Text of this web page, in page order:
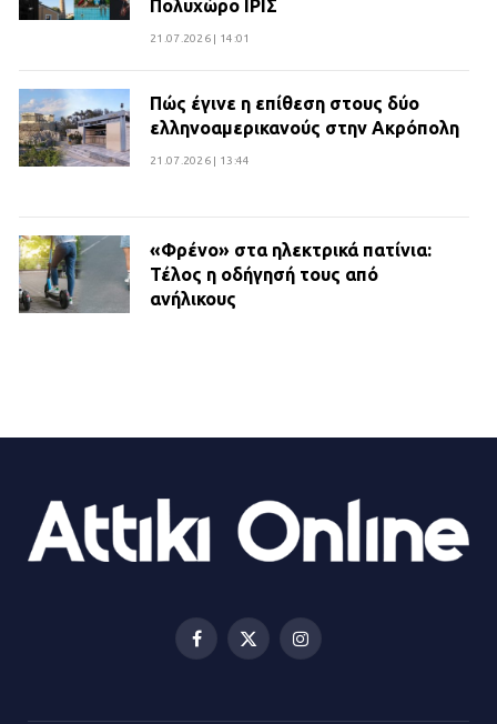
Πολυχώρο ΙΡΙΣ
21.07.2026 | 14:01
Πώς έγινε η επίθεση στους δύο
ελληνοαμερικανούς στην Ακρόπολη
21.07.2026 | 13:44
«Φρένο» στα ηλεκτρικά πατίνια:
Τέλος η οδήγησή τους από
ανήλικους
Βριλήσσια: Αυτοκίνητο έσπασε
τζαμαρία και μπήκε μέσα σε μαγαζί
Facebook
X
Instagram